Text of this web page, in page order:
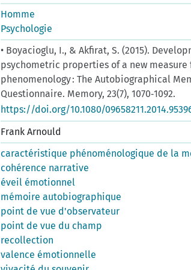
Homme
Psychologie
• Boyacioglu, I., & Akfirat, S. (2015).
psychometric properties of a new measure
phenomenology : The Autobiographical
Questionnaire. Memory, 23(7), 1070‑1092.
https://doi.org/10.1080/
Frank Arnould
caractéristique phénoménologique de la
cohérence narrative
éveil émotionnel
mémoire autobiographique
point de vue d'observateur
point de vue du champ
recollection
valence émotionnelle